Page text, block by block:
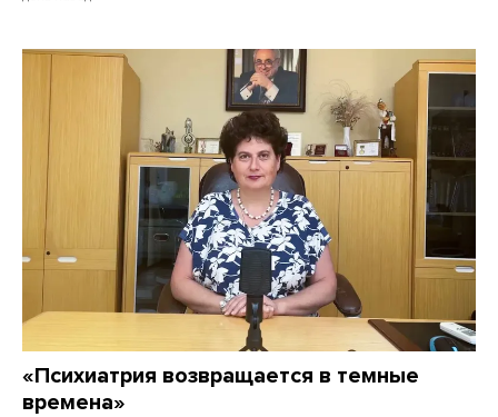
«Психиатрия возвращается в темные
времена»